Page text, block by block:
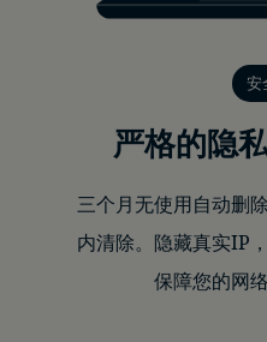
安
严格的隐
三个月无使用自动删
内清除。隐藏真实IP
保障您的网